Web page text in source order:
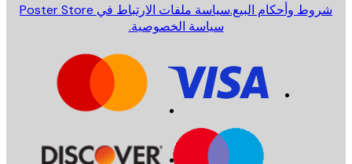
وأحكام البيع. سياسة ملفات الارتباط في Poster Store
سياسة الخصوصية.